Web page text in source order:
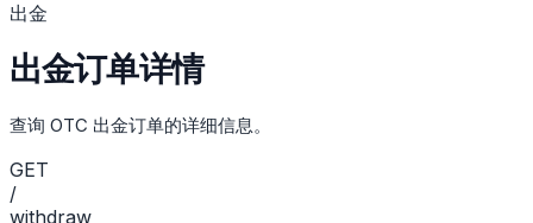
出金
出金订单详情
查询 OTC 出金订单的详细信息。
GET
/
withdraw